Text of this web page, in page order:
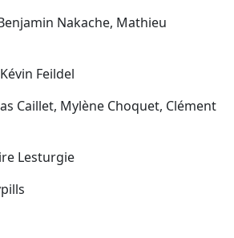
Nakache, Mathieu
Feildel
Caillet, Mylène Choquet, Clément
Lesturgie